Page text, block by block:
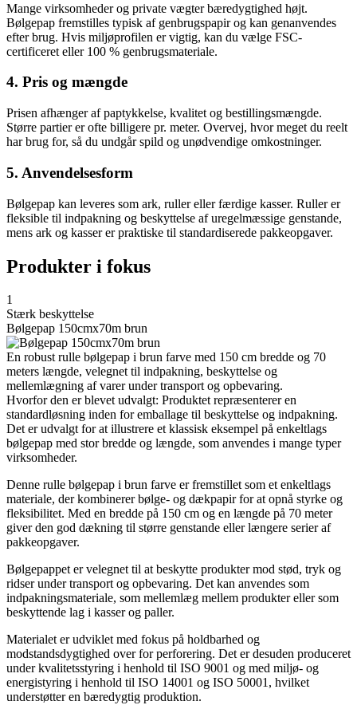
Mange virksomheder og private vægter bæredygtighed højt.
Bølgepap fremstilles typisk af genbrugspapir og kan genanvendes
efter brug. Hvis miljøprofilen er vigtig, kan du vælge FSC-
certificeret eller 100 % genbrugsmateriale.
4. Pris og mængde
Prisen afhænger af paptykkelse, kvalitet og bestillingsmængde.
Større partier er ofte billigere pr. meter. Overvej, hvor meget du reelt
har brug for, så du undgår spild og unødvendige omkostninger.
5. Anvendelsesform
Bølgepap kan leveres som ark, ruller eller færdige kasser. Ruller er
fleksible til indpakning og beskyttelse af uregelmæssige genstande,
mens ark og kasser er praktiske til standardiserede pakkeopgaver.
Produkter i fokus
1
Stærk beskyttelse
Bølgepap 150cmx70m brun
En robust rulle bølgepap i brun farve med 150 cm bredde og 70
meters længde, velegnet til indpakning, beskyttelse og
mellemlægning af varer under transport og opbevaring.
Hvorfor den er blevet udvalgt: Produktet repræsenterer en
standardløsning inden for emballage til beskyttelse og indpakning.
Det er udvalgt for at illustrere et klassisk eksempel på enkeltlags
bølgepap med stor bredde og længde, som anvendes i mange typer
virksomheder.
Denne rulle bølgepap i brun farve er fremstillet som et enkeltlags
materiale, der kombinerer bølge- og dækpapir for at opnå styrke og
fleksibilitet. Med en bredde på 150 cm og en længde på 70 meter
giver den god dækning til større genstande eller længere serier af
pakkeopgaver.
Bølgepappet er velegnet til at beskytte produkter mod stød, tryk og
ridser under transport og opbevaring. Det kan anvendes som
indpakningsmateriale, som mellemlæg mellem produkter eller som
beskyttende lag i kasser og paller.
Materialet er udviklet med fokus på holdbarhed og
modstandsdygtighed over for perforering. Det er desuden produceret
under kvalitetsstyring i henhold til ISO 9001 og med miljø- og
energistyring i henhold til ISO 14001 og ISO 50001, hvilket
understøtter en bæredygtig produktion.